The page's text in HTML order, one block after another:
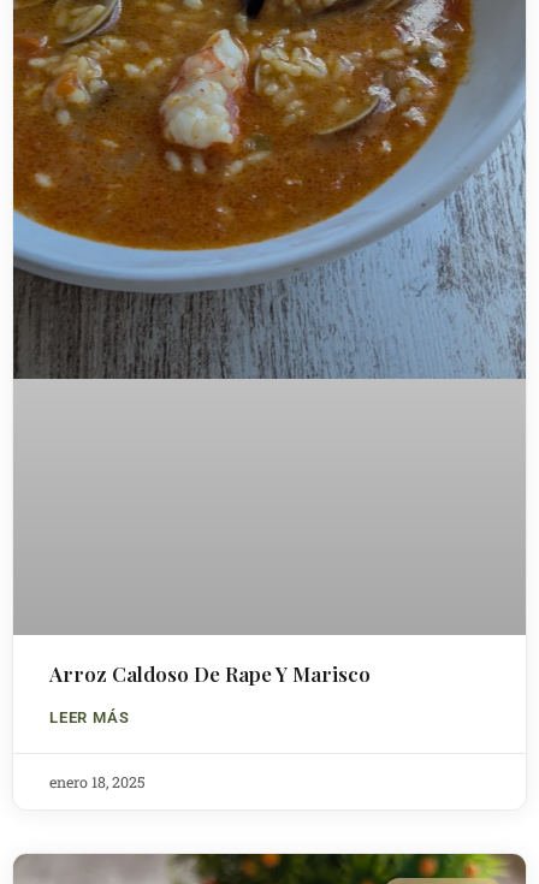
Arroz Caldoso De Rape Y Marisco
LEER MÁS
enero 18, 2025